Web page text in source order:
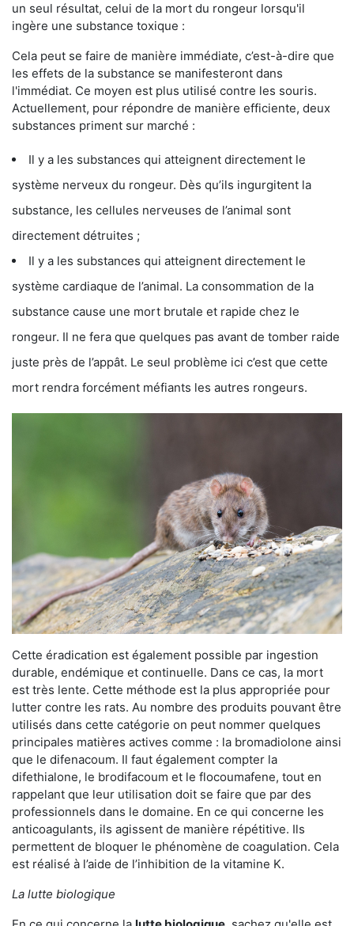
un seul résultat, celui de la mort du rongeur lorsqu'il
ingère une substance toxique :
Cela peut se faire de manière immédiate, c’est-à-dire que
les effets de la substance se manifesteront dans
l'immédiat. Ce moyen est plus utilisé contre les souris.
Actuellement, pour répondre de manière efficiente, deux
substances priment sur marché :
Il y a les substances qui atteignent directement le
système nerveux du rongeur. Dès qu’ils ingurgitent la
substance, les cellules nerveuses de l’animal sont
directement détruites ;
Il y a les substances qui atteignent directement le
système cardiaque de l’animal. La consommation de la
substance cause une mort brutale et rapide chez le
rongeur. Il ne fera que quelques pas avant de tomber raide
juste près de l’appât. Le seul problème ici c’est que cette
mort rendra forcément méfiants les autres rongeurs.
Cette éradication est également possible par ingestion
durable, endémique et continuelle. Dans ce cas, la mort
est très lente. Cette méthode est la plus appropriée pour
lutter contre les rats. Au nombre des produits pouvant être
utilisés dans cette catégorie on peut nommer quelques
principales matières actives comme : la bromadiolone ainsi
que le difenacoum. Il faut également compter la
difethialone, le brodifacoum et le flocoumafene, tout en
rappelant que leur utilisation doit se faire que par des
professionnels dans le domaine. En ce qui concerne les
anticoagulants, ils agissent de manière répétitive. Ils
permettent de bloquer le phénomène de coagulation. Cela
est réalisé à l’aide de l’inhibition de la vitamine K.
La lutte biologique